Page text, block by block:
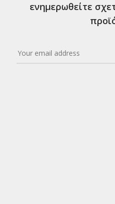
ενημερωθείτε